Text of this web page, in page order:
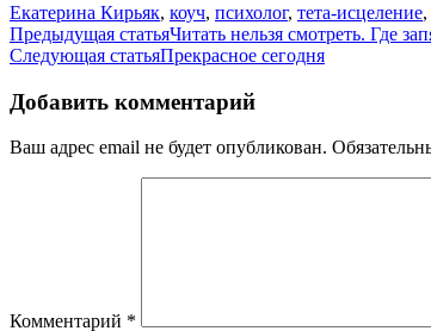
Екатерина Кирьяк, коуч, психолог, тета-исцеление,
Навигация
по
записям
Предыдущая статьяЧитать нельзя смотреть. Где
Следующая статьяПрекрасное сегодня
Добавить комментарий
Ваш адрес email не будет опубликован.
Комментарий *